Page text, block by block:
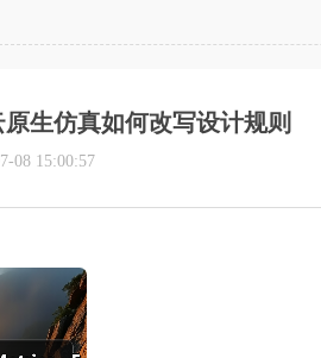
生仿真如何改写设计规则
08 15:00:57